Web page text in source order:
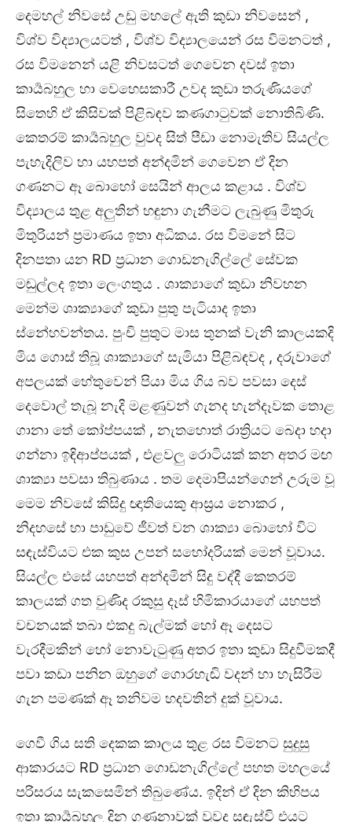
දෙමහල් නිවසේ උඩු මහලේ ඇති කුඩා නිවසෙන් ,
විශ්ව විද්‍යාලයටත් , විශ්ව විද්‍යාලයෙන් රස විමනටත් ,
රස විමනෙන් යළි නිවසටත් ගෙවෙන දවස් ඉතා
කාර්‍යබහුල හා වෙහෙසකාරී උවද කුඩා තරුණියගේ
සිතෙහි ඒ කිසිවක් පිළිබඳව කණගාටුවක් නොතිබිණි.
කෙතරම් කාර්‍යබහුල වුවද සිත් පීඩා නොමැතිව සියල්ල
පැහැදිලිව හා යහපත් අන්දමින් ගෙවෙන ඒ දින
ගණනට ඈ බොහෝ සෙයින් ආලය කළාය . විශ්ව
විද්‍යාලය තුළ අලුතින් හඳුනා ගැනීමට ලැබුණු මිතුරු
මිතුරියන් ප්‍රමාණය ඉතා අධිකය. රස විමනේ සිට
දිනපතා යන RD ප්‍රධාන ගොඩනැගිල්ලේ සේවක
මඬුල්ලද ඉතා ලෙංගතුය . ශාක්‍යාගේ කුඩා නිවහන
මෙන්ම ශාක්‍යාගේ කුඩා පුතු පැටියාද ඉතා
ස්නේහවන්තය. පුංචි පුතුට මාස තුනක් වැනි කාලයකදි
මිය ගොස් තිබූ ශාක්‍යාගේ සැමියා පිළිබඳවද , දරුවාගේ
අපලයක් හේතුවෙන් පියා මිය ගිය බව පවසා දෙස්
දෙවොල් තැබූ නැදි මළණුවන් ගැනද හැන්දෑවක තොළ
ගානා තේ කෝප්පයක් , නැතහොත් රාත්‍රියට බෙදා හදා
ගන්නා ඉඳිආප්පයක් , එළවලු රොටියක් කන අතර මඟ
ශාක්‍යා පවසා තිබුණාය . තම දෙමාපියන්ගෙන් උරුම වූ
මෙම නිවසේ කිසිදු ඥාතියෙකු ආස්‍රය නොකර ,
නිදහසේ හා පාඩුවේ ජීවත් වන ශාක්‍යා බොහෝ විට
සඳැස්වියට එක කුස උපන් සහෝදරියක් මෙන් වූවාය.
සියල්ල එසේ යහපත් අන්දමින් සිදු වද්දී කෙතරම්
කාලයක් ගත වුණිද රකුසු දෑස් හිමිකාරයාගේ යහපත්
වචනයක් තබා එකදු බැල්මක් හෝ ඈ දෙසට
වැරදීමකින් හෝ නොවැටුණු අතර ඉතා කුඩා සිදුවීමකදී
පවා කඩා පනින ඔහුගේ ගොරහැඬි වදන් හා හැසිරීම
ගැන පමණක් ඈ තනිවම හදවතින් දුක් වූවාය.
ගෙවී ගිය සති දෙකක කාලය තුළ රස විමනට සුදුසු
ආකාරයට RD ප්‍රධාන ගොඩනැගිල්ලේ පහත මහලයේ
පරිසරය සැකසෙමින් තිබුණේය. ඉදින් ඒ දින කිහිපය
ඉතා කාර්‍යබහුල දින ගණනාවක් වුවද සඳැස්වි එයට